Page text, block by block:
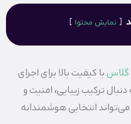
نمایش محتوا
گلاسبا کیفیت بالا برای اجرای
ترکیب زیبایی، امنیت و
می‌تواند انتخابی هوشمندانه